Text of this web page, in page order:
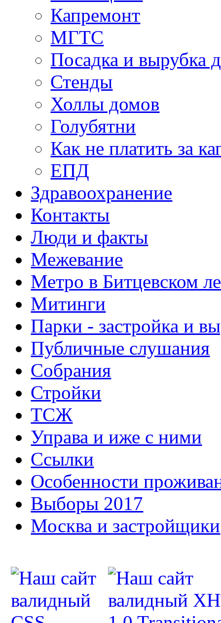
Капремонт
МГТС
Посадка и вырубка
Стенды
Холлы домов
Голубятни
Как не платить за
ЕПД
Здравоохранение
Контакты
Люди и факты
Межевание
Метро в Битцевском
Митинги
Парки - застройка и
Публичные слушания
Собрания
Стройки
ТСЖ
Управа и иже с ними
Ссылки
Особенности
Выборы 2017
Москва и застройщики